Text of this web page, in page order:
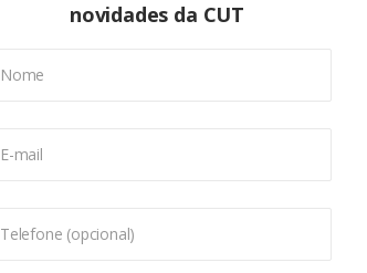
novidades da CUT
Nome
E-mail
Telefone (opcional)